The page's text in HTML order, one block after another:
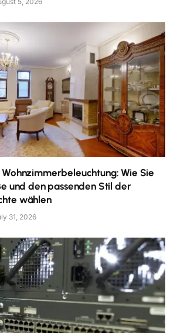
Wie Sie
und den passenden Stil der
wählen
31, 2026